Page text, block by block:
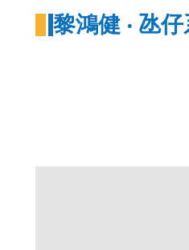
黎鴻健 ‧ 氹仔